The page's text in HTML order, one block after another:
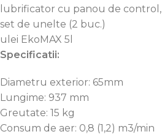
lubrificator cu panou de control,
set de unelte (2 buc.)
ulei EkoMAX 5l
Specificatii:
Diametru exterior: 65mm
Lungime: 937 mm
Greutate: 15 kg
Consum de aer: 0,8 (1,2) m3/min